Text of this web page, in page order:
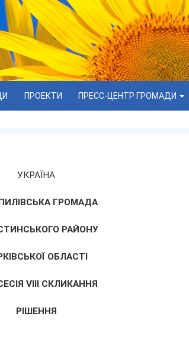
ПРОЕКТИ ПРЕСС-ЦЕНТР ГРОМАДИ
УКРАЇНА
ГРОМАДА
РАЙОНУ
ОБЛАСТІ
VIII СКЛИКАННЯ
РІШЕННЯ